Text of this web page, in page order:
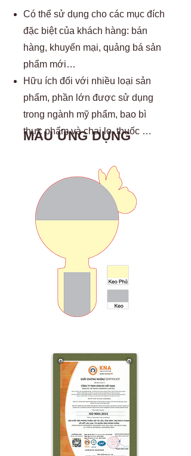
Có thể sử dụng cho các mục đích
đặc biệt của khách hàng: bán
hàng, khuyến mại, quảng bá sản
phẩm mới…
Hữu ích đối với nhiều loại sản
phẩm, phần lớn được sử dụng
trong ngành mỹ phẩm, bao bì
thực phẩm và chai lọ, thuốc …
MẪU ỨNG DỤNG